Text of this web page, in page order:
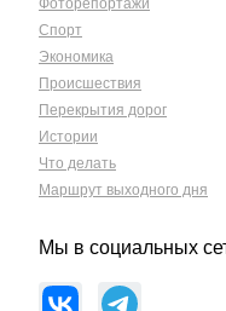
Фоторепортажи
Спорт
Экономика
Происшествия
Перекрытия дорог
Истории
Что делать
Маршрут выходного дня
Мы в социальных